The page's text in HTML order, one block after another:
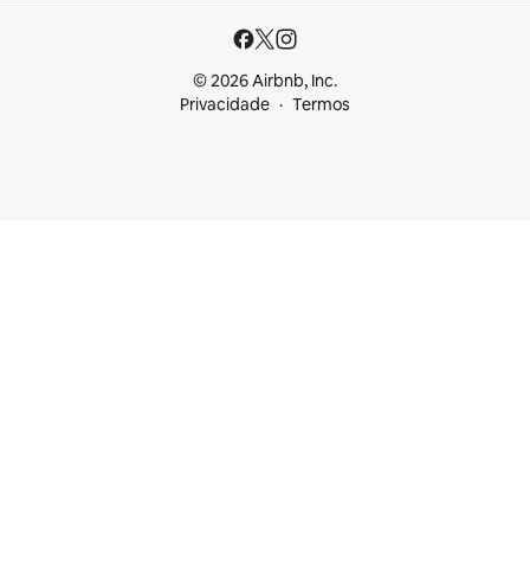
© 2026 Airbnb, Inc.
Privacidade
Termos